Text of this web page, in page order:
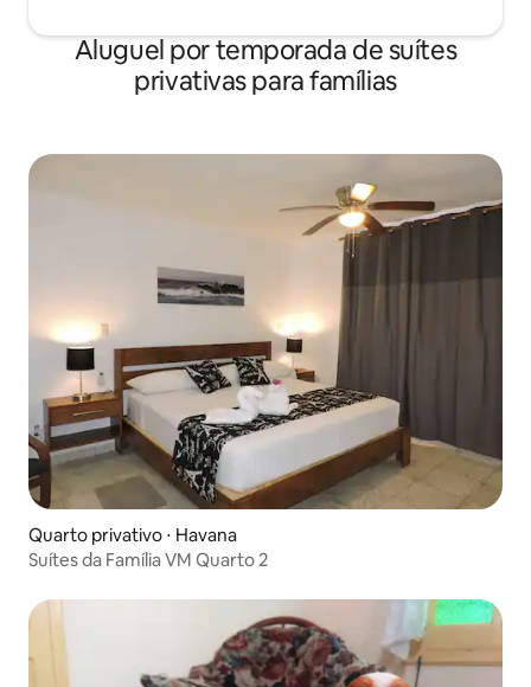
Aluguel por temporada de suítes
privativas para famílias
Quarto privativo ⋅ Havana
Suítes da Família VM Quarto 2